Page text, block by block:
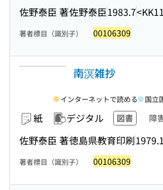
佐野泰臣 著佐野泰臣1983.7
著者標目（識別子） 00106309
南溟雑抄
紙 デジタル 図書 障
佐野泰臣 著徳島県教育印刷
インターネットで読める 国立
著者標目（識別子） 00106309